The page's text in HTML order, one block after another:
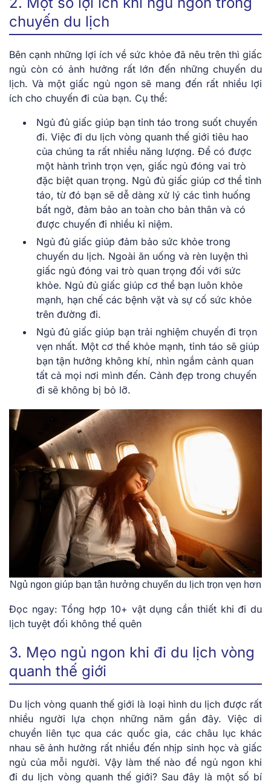
chuyến du lịch
Bên cạnh những lợi ích về sức khỏe đã nêu trên thì giấc
ngủ còn có ảnh hưởng rất lớn đến những chuyến du
lịch. Và một giấc ngủ ngon sẽ mang đến rất nhiều lợi
ích cho chuyến đi của bạn. Cụ thể:
Ngủ đủ giấc giúp bạn tỉnh táo trong suốt chuyến
đi. Việc đi du lịch vòng quanh thế giới tiêu hao
của chúng ta rất nhiều năng lượng. Để có được
một hành trình trọn vẹn, giấc ngủ đóng vai trò
đặc biệt quan trọng. Ngủ đủ giấc giúp cơ thể tỉnh
táo, từ đó bạn sẽ dễ dàng xử lý các tình huống
bất ngờ, đảm bảo an toàn cho bản thân và có
được chuyến đi nhiều kỉ niệm.
Ngủ đủ giấc giúp đảm bảo sức khỏe trong
chuyến du lịch. Ngoài ăn uống và rèn luyện thì
giấc ngủ đóng vai trò quan trọng đối với sức
khỏe. Ngủ đủ giấc giúp cơ thể bạn luôn khỏe
mạnh, hạn chế các bệnh vặt và sự cố sức khỏe
trên đường đi.
Ngủ đủ giấc giúp bạn trải nghiệm chuyến đi trọn
vẹn nhất. Một cơ thể khỏe mạnh, tỉnh táo sẽ giúp
bạn tận hưởng không khí, nhìn ngắm cảnh quan
tất cả mọi nơi mình đến. Cảnh đẹp trong chuyến
đi sẽ không bị bỏ lỡ.
Ngủ ngon giúp bạn tận hưởng chuyến du lịch trọn vẹn hơn
Đọc ngay: Tổng hợp 10+ vật dụng cần thiết khi đi du
lịch tuyệt đối không thể quên
3. Mẹo ngủ ngon khi đi du lịch vòng
quanh thế giới
Du lịch vòng quanh thế giới là loại hình du lịch được rất
nhiều người lựa chọn những năm gần đây. Việc di
chuyển liên tục qua các quốc gia, các châu lục khác
nhau sẽ ảnh hưởng rất nhiều đến nhịp sinh học và giấc
ngủ của mỗi người. Vậy làm thế nào để ngủ ngon khi
đi du lịch vòng quanh thế giới? Sau đây là một số bí